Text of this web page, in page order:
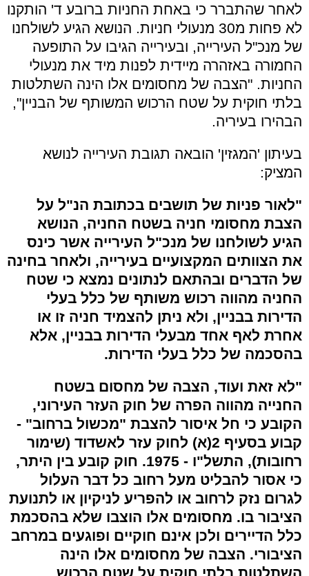
לאחר שהתברר כי באחת החניות ברובע ד' הותקנו
לא פחות מ30 מנעולי חניות. הנושא הגיע לשולחנו
של מנכ"ל העירייה, ובעירייה הגיבו על התופעה
החמורה באזהרה מיידית לפנות מיד את מנעולי
החניות. "הצבה של מחסומים אלו הינה השתלטות
בלתי חוקית על שטח הרכוש המשותף של הבניין",
הבהירו בעיריה.
בעיתון 'המגזין' הובאה תגובת העירייה לנושא
המציק:
"לאור פניות של תושבים בכתובת הנ"ל על
הצבת מחסומי חניה בשטח החניה, הנושא
הגיע לשולחנו של מנכ"ל העירייה אשר כינס
את הצוותים המקצועיים בעירייה, ולאחר בחינה
של הדברים ובהתאם לנתונים נמצא כי שטח
החניה מהווה רכוש משותף של כלל בעלי
הדירות בבניין, ולא ניתן להצמיד חניה זו או
אחרת לאף אחד מבעלי הדירות בבניין, אלא
בהסכמה של כלל בעלי הדירות.
"לא זאת ועוד, הצבה של מחסום בשטח
החנייה מהווה הפרה של חוק העזר העירוני,
הקובע כי חל איסור להצבת "מכשול ברחוב" -
קבוע בסעיף 2(א) לחוק עזר לאשדוד (שימור
רחובות), התשל"ו - 1975. חוק קובע בין היתר,
כי אסור להבליט מעל רחוב כל דבר העלול
לגרום נזק לרחוב או להפריע לניקיון או לתנועת
הציבור בו. מחסומים אלו הוצבו שלא בהסכמת
כלל הדיירים ולכן אינם חוקיים ופוגעים במרחב
הציבורי. הצבה של מחסומים אלו הינה